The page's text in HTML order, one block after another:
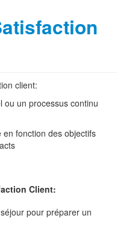
client:
ou un processus continu
fonction des objectifs
Client:
pour préparer un